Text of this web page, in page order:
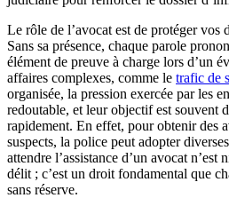
Le rôle de l’avocat est de protéger vos
Sans sa présence, chaque parole
élément de preuve à charge lors d’un
affaires complexes, comme le trafic de
organisée, la pression exercée par les
redoutable, et leur objectif est souvent
rapidement. En effet, pour obtenir des
suspects, la police peut adopter
attendre l’assistance d’un avocat
délit ; c’est un droit fondamental que
sans réserve.